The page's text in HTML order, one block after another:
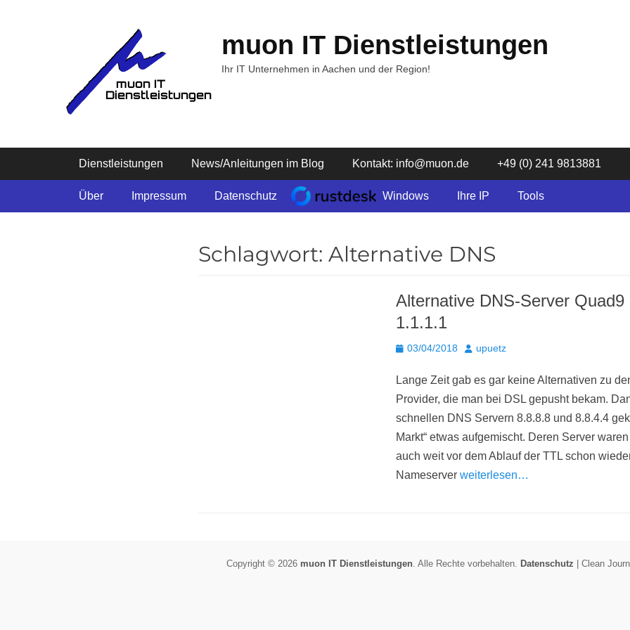
muon IT Dienstleistungen
Ihr IT Unternehmen in Aachen und der Region!
Primäres Menü
Dienstleistungen News/Anleitungen im Blog Kontakt: info@muon.de +49 (0) 241 9813881
Sekundäres Menü
Über Impressum Datenschutz Windows Ihre IP Tools
Schlagwort: Alternative DNS
Alternative DNS-Server Quad9
1.1.1.1
Posted
03/04/2018 Autorupuetz
Lange Zeit gab es gar keine Alternativen zu
Provider, die man bei DSL gepusht bekam.
schnellen DNS Servern 8.8.8.8 und 8.8.4.4
Markt“ etwas aufgemischt. Deren Server
auch weit vor dem Ablauf der TTL schon
Nameserver weiterlesen…
Copyright © 2026 muon IT Dienstleistungen. Alle Rechte vorbehalten. Datenschutz | Clean